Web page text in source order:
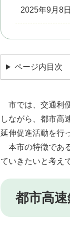
2025年9月8
ページ内目次
市では、交通利
しながら、都市高
延伸促進活動を行
本市の特徴であ
ていきたいと考え
都市高